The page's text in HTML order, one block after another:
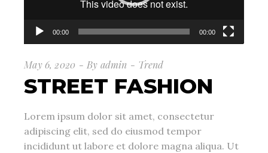
00:00 00:00
May 6, 2020 By admin Trend
STREET FASHION
Lorem ipsum dolor sit amet, consectetur
adipiscing elit, sed do eiusmod tempor
incididunt ut labore et dolore magna aliqua. Ut